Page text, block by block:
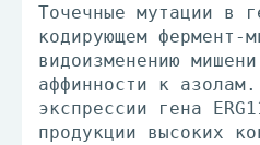
Точечные мутации в
кодирующем фермент-
видоизменению
аффинности к
экспрессии гена
продукции высоких